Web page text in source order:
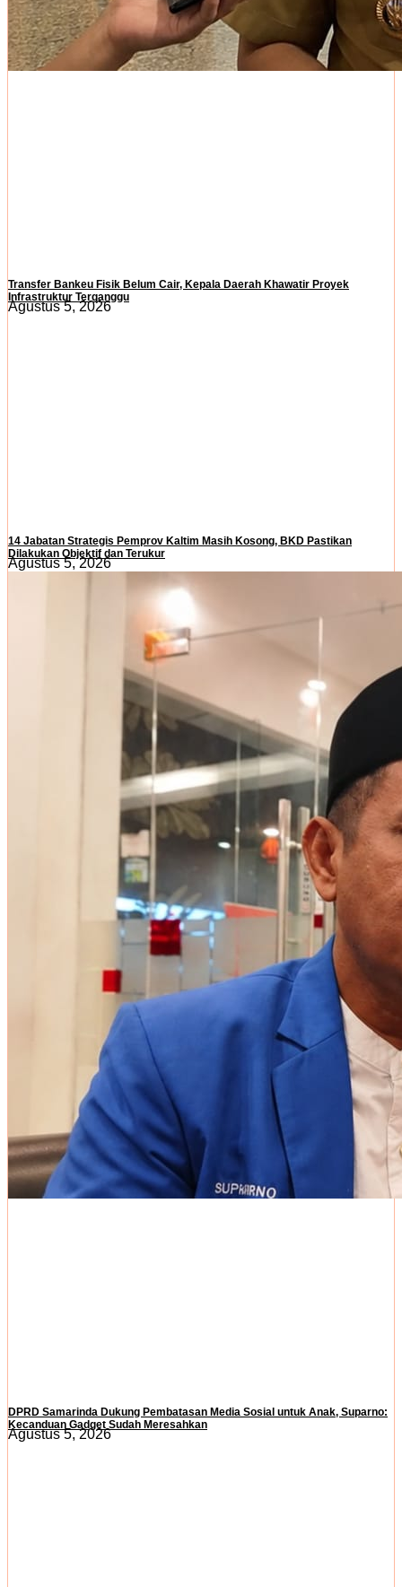
Transfer Bankeu Fisik Belum Cair, Kepala Daerah Khawatir Proyek
Infrastruktur Terganggu
Agustus 5, 2026
14 Jabatan Strategis Pemprov Kaltim Masih Kosong, BKD Pastikan
Dilakukan Objektif dan Terukur
Agustus 5, 2026
DPRD Samarinda Dukung Pembatasan Media Sosial untuk Anak, Suparno:
Kecanduan Gadget Sudah Meresahkan
Agustus 5, 2026